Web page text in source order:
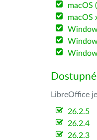
macOS
macOS
LibreOffice
26.2.5
26.2.4
26.2.3